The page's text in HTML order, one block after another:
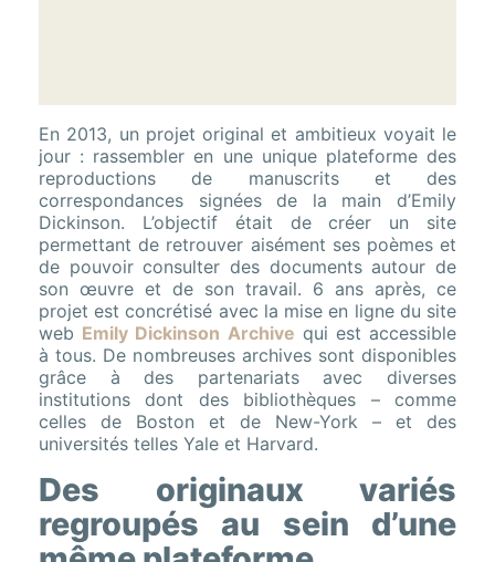
En 2013, un projet original et ambitieux voyait le
jour : rassembler en une unique plateforme des
reproductions de manuscrits et des
correspondances signées de la main d’Emily
Dickinson. L’objectif était de créer un site
permettant de retrouver aisément ses poèmes et
de pouvoir consulter des documents autour de
son œuvre et de son travail. 6 ans après, ce
projet est concrétisé avec la mise en ligne du site
web Emily Dickinson Archive qui est accessible
à tous. De nombreuses archives sont disponibles
grâce à des partenariats avec diverses
institutions dont des bibliothèques – comme
celles de Boston et de New-York – et des
universités telles Yale et Harvard.
Des originaux variés
regroupés au sein d’une